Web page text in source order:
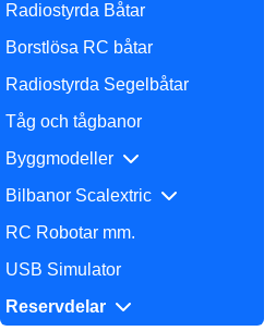
Radiostyrda Båtar
Borstlösa RC båtar
Radiostyrda Segelbåtar
Tåg och tågbanor
Byggmodeller
Bilbanor Scalextric
RC Robotar mm.
USB Simulator
Reservdelar